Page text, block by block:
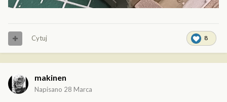
8
Cytuj
makinen
Napisano 28 Marca